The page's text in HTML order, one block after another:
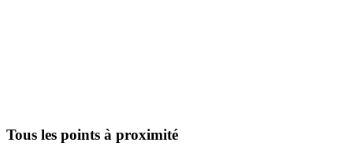
Tous les points à proximité